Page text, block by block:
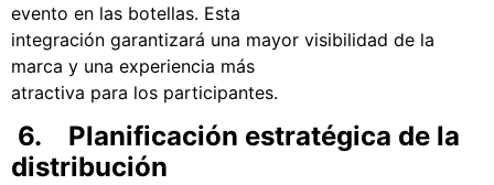
evento en las botellas. Esta
integración garantizará una mayor visibilidad de la
marca y una experiencia más
atractiva para los participantes.
6. Planificación estratégica de la
distribución